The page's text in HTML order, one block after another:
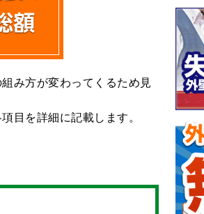
み方が変わってくるため⾒
目を詳細に記載します。